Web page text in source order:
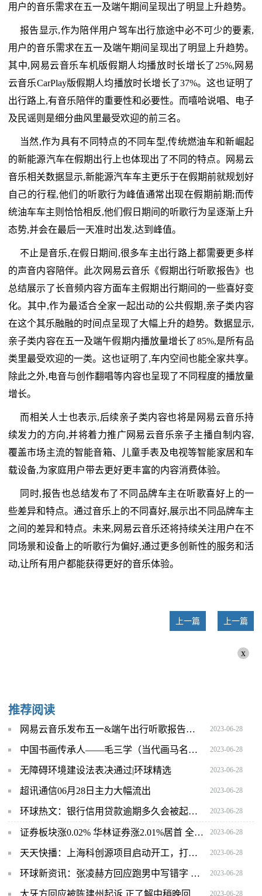
用户的音乐需求在五一及端午期间呈现出了明显上升趋势。
报告显示,作为陪伴用户驾车出行旅途中必不可少的要素,
用户的音乐需求在五一及端午期间呈现出了明显上升趋势。
其中,网易云音乐车机版假期人均播放时长增长了25%,网易
云音乐CarPlay版假期人均播放时长增长了37%。这也证明了
出行路上,有音乐陪伴的重要性和必要性。而嘻哈说唱、电子
及民谣则是细分曲风里最受欢迎的前三名。
当然,作为具有不同特点的不同车型,传统燃油车和新崛起
的新能源汽车在假期出行上也体现出了不同的特点。网易云
音乐相关数据显示,新能源汽车车主更乐于在假期前就规划好
自己的行程,他们的听歌行为峰值通常出现在假期前期;而传
统油车车主则恰恰相反,他们假日期间的听歌行为呈逐渐上升
态势,并会在最后一天准时出发,达到峰值。
不止是音乐,在假日期间,很多车主出行路上都需要更多样
的声音内容陪伴。此次网易云音乐《假期出行听歌报告》也
总结展示了长音频内容方面车主假期出行期间的一些喜好变
化。其中,作为最适合全家一起出动的公共假期,亲子类内容
在这个其乐融融的时间点呈现了大幅上升的趋势。数据显示,
亲子类内容在五一及端午假期内播放量增长了85%,是所有品
类里最受欢迎的一类。这也证明了,车内空间也能全家共享。
除此之外,电音与创作翻唱等内容也呈现了不同程度的播放量
增长。
而相关人士也表示,后续亲子类内容也将是网易云音乐持
续发力的方向,并将着力推广网易云音乐亲子主播自制内容,
覆盖市场主流的智能音箱、儿童手表及电视等智能家居和车
载设备,为家庭用户带去更好更丰富的内容消费体验。
同时,报告也总结发布了不同品牌车主在听歌喜好上的一
些差异和特点。通过音乐上的不同喜好,展示出不同品牌车主
之间的差异和特点。未来,网易云音乐还将持续关注用户在不
同场景和设备上的听歌行为偏好,通过更多创新性的服务和活
动,让所有用户都能获得更好的音乐体验。
上一篇 上一篇
x
推荐阅读
网易云音乐发布五一&端午出行听歌报告，揭秘出行路上的爆款BGM 天天精选 2023-06-28
中国书画传承人——毛三学（当代画马名家） 全球观热点 2023-06-28
无障碍环境建设法表决通过|环球精选 2023-06-28
超讯通信06月28日主力大幅流出 2023-06-28
环球热文：银行信用贷款逾期多久会被起诉？银行贷款逾期了被银行起诉怎么办 2023-06-28
证券板块涨0.02% 华林证券涨2.01%居首 全球今日讯 2023-06-28
天天快播：上海科创源项目启动开工，打造面向未来的总部社区 2023-06-28
环球新资讯：张凌赫方回应跑男中写错字 写错后有及时改正 2023-06-28
2023-06-28